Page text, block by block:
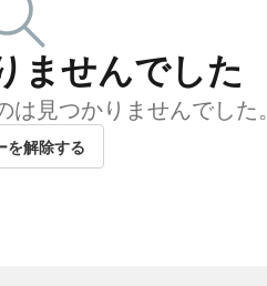
ませんでした
見つかりませんでした。
を解除する